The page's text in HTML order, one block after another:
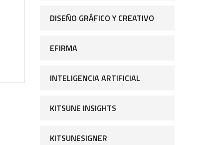
DISEÑO GRÁFICO Y CREATIVO
EFIRMA
INTELIGENCIA ARTIFICIAL
KITSUNE INSIGHTS
KITSUNESIGNER